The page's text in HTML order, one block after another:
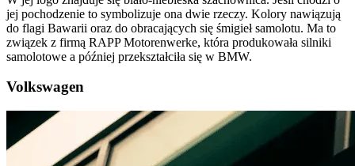
jej pochodzenie to symbolizuje ona dwie rzeczy. Kolory nawiązują
do flagi Bawarii oraz do obracających się śmigieł samolotu. Ma to
związek z firmą RAPP Motorenwerke, która produkowała silniki
samolotowe a później przekształciła się w BMW.
Volkswagen